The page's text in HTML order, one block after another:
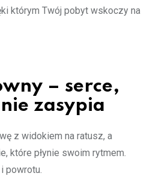
którym Twój pobyt wskoczy na
– serce,
zasypia
z widokiem na ratusz, a
które płynie swoim rytmem.
powrotu.